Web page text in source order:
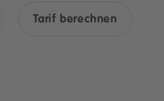
Tarif berechnen